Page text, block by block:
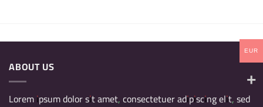
ABOUT US
Lorem ipsum dolor sit amet, consectetuer adipiscing elit, sed
EUR